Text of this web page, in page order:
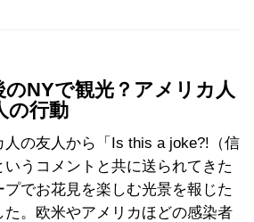
のNYで観光？アメリカ人
の行動
人の友人から「Is this a joke?!（信
いうコメントと共に送られてきた
でお花見を楽しむ光景を報じた
た。欧米やアメリカほどの感染者